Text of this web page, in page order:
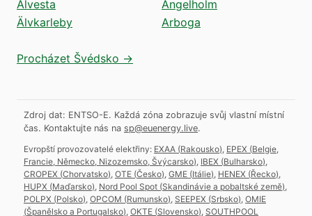
Alvesta
Älvkarleby
Ängelholm
Arboga
Procházet Švédsko →
Zdroj dat: ENTSO-E. Každá zóna zobrazuje svůj vlastní místní
čas. Kontaktujte nás na sp@euenergy.live.
Evropští provozovatelé elektřiny: EXAA (Rakousko) EPEX (Belgie,
Francie, Německo, Nizozemsko, Švýcarsko) IBEX (Bulharsko)
CROPEX (Chorvatsko) OTE (Česko) GME (Itálie) HENEX (Řecko)
HUPX (Maďarsko) Nord Pool Spot (Skandinávie a pobaltské země)
POLPX (Polsko) OPCOM (Rumunsko) SEEPEX (Srbsko) OMIE
(Španělsko a Portugalsko) OKTE (Slovensko) SOUTHPOOL